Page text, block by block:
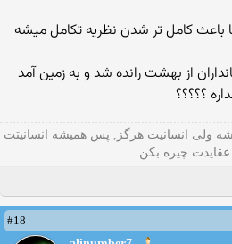
كامل تر شدن نظریه تكامل میشه
از بهشت رانده شد و به زمین آمد
؟؟؟؟؟
ولی انسانیت هرگز, پس همیشه انسانیتت
عقایدت چیره بکن
#18